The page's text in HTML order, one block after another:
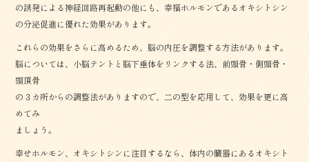
の誘発による神経回路再起動の他にも、幸福ホルモンであるオキシトシン
の分泌促進に優れた効果があります。
これらの効果をさらに高めるため、脳の内圧を調整する方法があります。
脳については、小脳テントと脳下垂体をリンクする法、前頭骨・側頭骨・
頭頂骨
の３カ所からの調整法がありますので、二の型を応用して、効果を更に高
めてみ
ましょう。
幸せホルモン、オキシトシンに注目するなら、体内の臓器にあるオキシト